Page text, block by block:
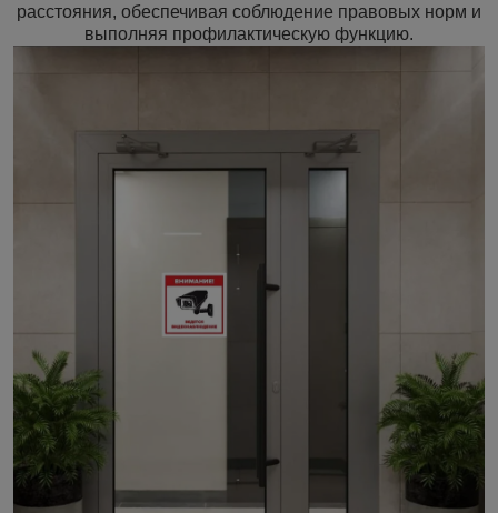
расстояния, обеспечивая соблюдение правовых норм и
выполняя профилактическую функцию.